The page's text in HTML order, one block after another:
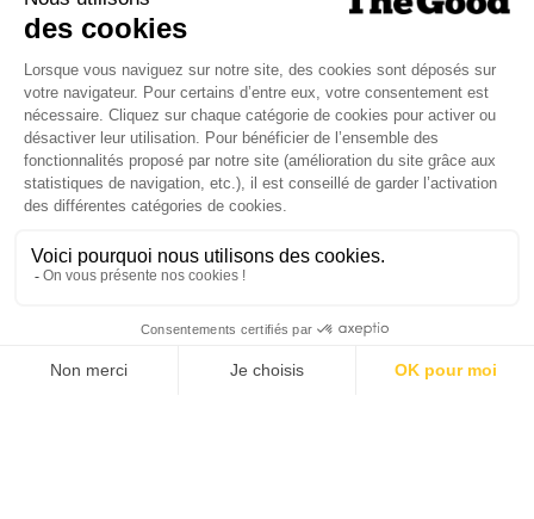
Je suis déjà abonné(e) :
version digitale
SUIVEZ-NOUS